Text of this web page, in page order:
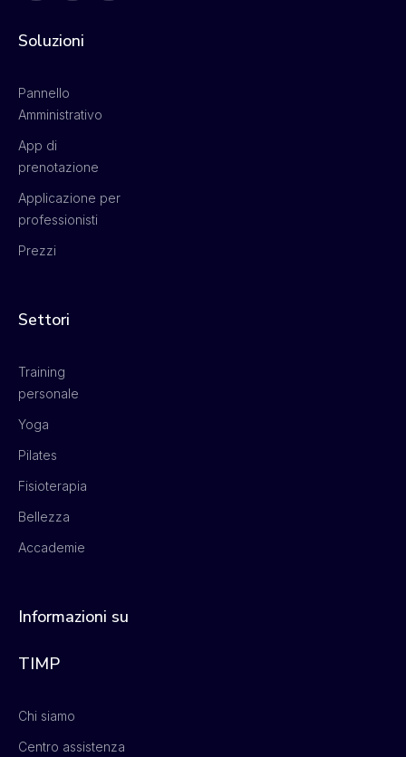
Soluzioni
Pannello
Amministrativo
App di
prenotazione
Applicazione per
professionisti
Prezzi
Settori
Training
personale
Yoga
Pilates
Fisioterapia
Bellezza
Accademie
Informazioni su
TIMP
Chi siamo
Centro assistenza